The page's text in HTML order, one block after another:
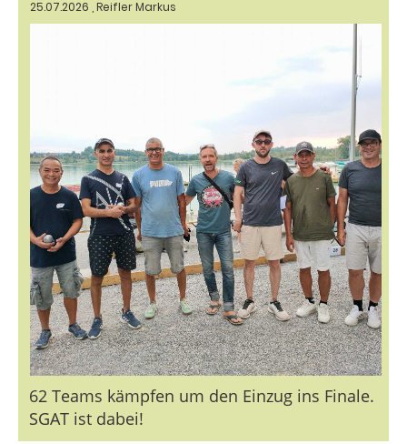
25.07.2026 , Reifler Markus
62 Teams kämpfen um den Einzug ins Finale.
SGAT ist dabei!